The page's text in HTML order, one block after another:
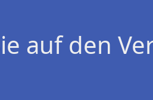
auf den